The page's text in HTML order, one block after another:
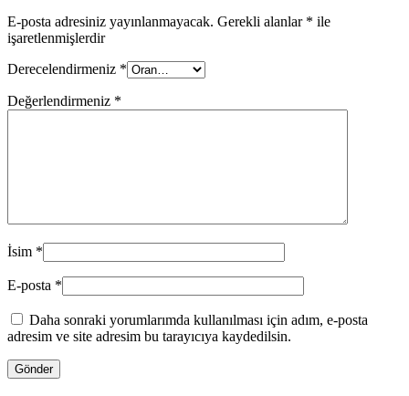
E-posta adresiniz yayınlanmayacak. Gerekli alanlar * ile
işaretlenmişlerdir
Derecelendirmeniz *
Değerlendirmeniz *
İsim *
E-posta *
Daha sonraki yorumlarımda kullanılması için adım, e-posta
adresim ve site adresim bu tarayıcıya kaydedilsin.